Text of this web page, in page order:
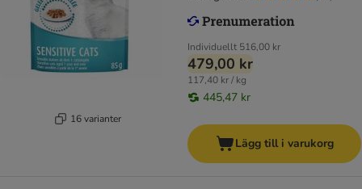
16 varianter
Individuellt 516,00 kr
479,00 kr
117,40 kr / kg
445,47 kr
Lägg till i varukorg